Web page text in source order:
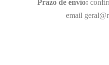
Prazo de envio:
email